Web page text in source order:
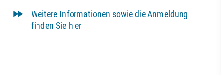
Weitere Informationen sowie die Anmeldung
finden Sie hier